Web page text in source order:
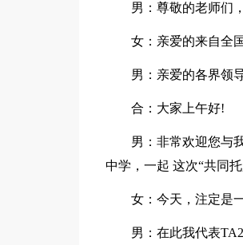
男：尊敬的老师们
女：亲爱的来自全
男：亲爱的各界领
合：大家上午好!
男：非常欢迎您与
中学，一起 这次“共同托
女：今天，注定是
男：在此我代表